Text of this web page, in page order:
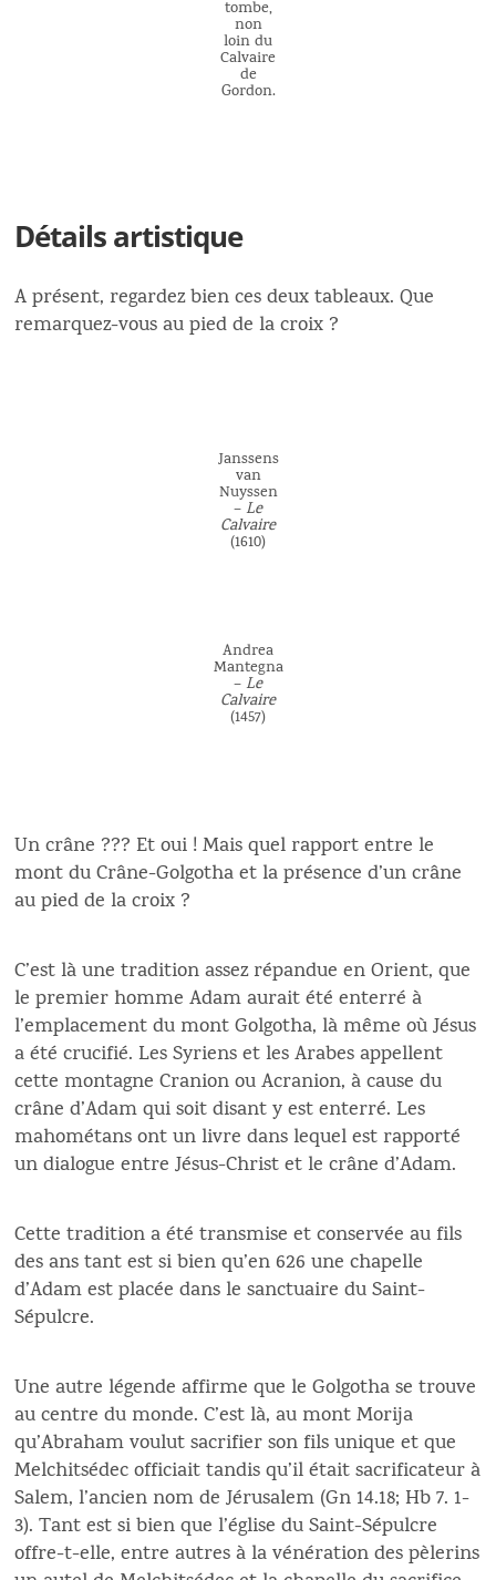
tombe,
non
loin du
Calvaire
de
Gordon.
Détails artistique
A présent, regardez bien ces deux tableaux. Que
remarquez-vous au pied de la croix ?
Janssens
van
Nuyssen
–Le
Calvaire
(1610)
Andrea
Mantegna
–Le
Calvaire
(1457)
Un crâne ??? Et oui ! Mais quel rapport entre le
mont du Crâne-Golgotha et la présence d’un crâne
au pied de la croix ?
C’est là une tradition assez répandue en Orient, que
le premier homme Adam aurait été enterré à
l’emplacement du mont Golgotha, là même où Jésus
a été crucifié. Les Syriens et les Arabes appellent
cette montagne Cranion ou Acranion, à cause du
crâne d’Adam qui soit disant y est enterré. Les
mahométans ont un livre dans lequel est rapporté
un dialogue entre Jésus-Christ et le crâne d’Adam.
Cette tradition a été transmise et conservée au fils
des ans tant est si bien qu’en 626 une chapelle
d’Adam est placée dans le sanctuaire du Saint-
Sépulcre.
Une autre légende affirme que le Golgotha se trouve
au centre du monde. C’est là, au mont Morija
qu’Abraham voulut sacrifier son fils unique et que
Melchitsédec officiait tandis qu’il était sacrificateur à
Salem, l’ancien nom de Jérusalem (Gn 14.18; Hb 7. 1-
3). Tant est si bien que l’église du Saint-Sépulcre
offre-t-elle, entre autres à la vénération des pèlerins